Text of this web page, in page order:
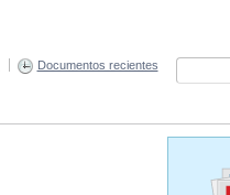
Documentos recientes